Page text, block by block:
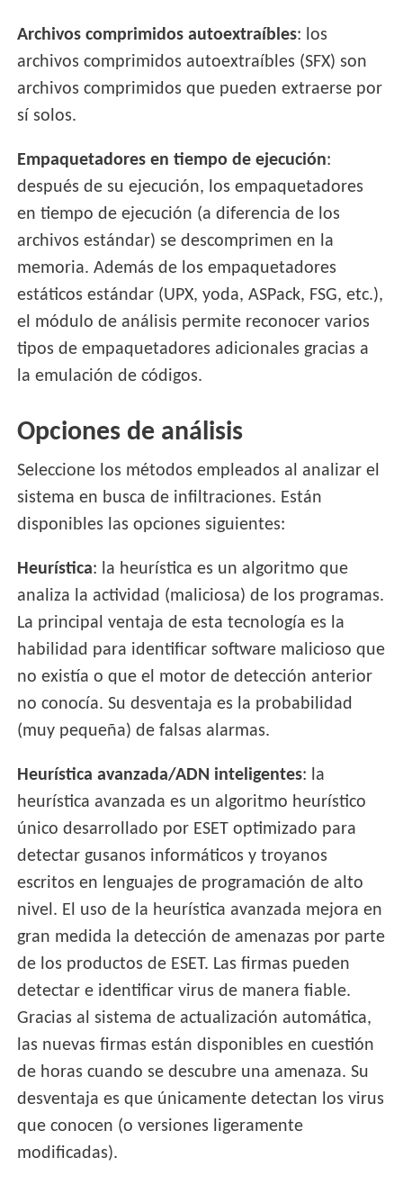
Archivos comprimidos autoextraíbles: los
archivos comprimidos autoextraíbles (SFX) son
archivos comprimidos que pueden extraerse por
sí solos.
Empaquetadores en tiempo de ejecución:
después de su ejecución, los empaquetadores
en tiempo de ejecución (a diferencia de los
archivos estándar) se descomprimen en la
memoria. Además de los empaquetadores
estáticos estándar (UPX, yoda, ASPack, FSG, etc.),
el módulo de análisis permite reconocer varios
tipos de empaquetadores adicionales gracias a
la emulación de códigos.
Opciones de análisis
Seleccione los métodos empleados al analizar el
sistema en busca de infiltraciones. Están
disponibles las opciones siguientes:
Heurística: la heurística es un algoritmo que
analiza la actividad (maliciosa) de los programas.
La principal ventaja de esta tecnología es la
habilidad para identificar software malicioso que
no existía o que el motor de detección anterior
no conocía. Su desventaja es la probabilidad
(muy pequeña) de falsas alarmas.
Heurística avanzada/ADN inteligentes: la
heurística avanzada es un algoritmo heurístico
único desarrollado por ESET optimizado para
detectar gusanos informáticos y troyanos
escritos en lenguajes de programación de alto
nivel. El uso de la heurística avanzada mejora en
gran medida la detección de amenazas por parte
de los productos de ESET. Las firmas pueden
detectar e identificar virus de manera fiable.
Gracias al sistema de actualización automática,
las nuevas firmas están disponibles en cuestión
de horas cuando se descubre una amenaza. Su
desventaja es que únicamente detectan los virus
que conocen (o versiones ligeramente
modificadas).